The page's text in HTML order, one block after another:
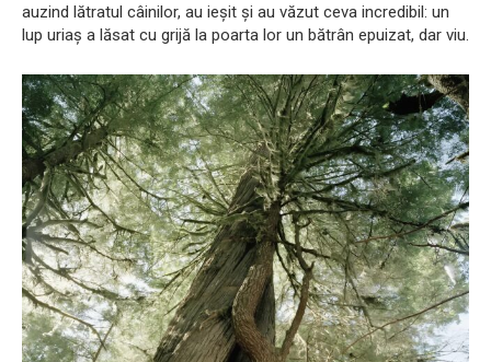
auzind lătratul câinilor, au ieșit și au văzut ceva incredibil: un
lup uriaș a lăsat cu grijă la poarta lor un bătrân epuizat, dar viu.